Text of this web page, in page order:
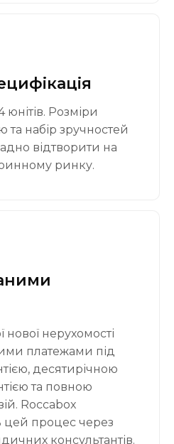
Розміри
та набір зручностей
відтворити на
ринку.
нової нерухомості
платежами під
десятирічною
та повною
Roccabox
цей процес через
консультантів.